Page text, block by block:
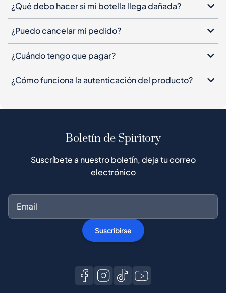
¿Qué debo hacer si mi botella llega dañada?
¿Puedo cancelar mi pedido?
¿Cuándo tengo que pagar?
¿Cómo funciona la autenticación del producto?
Boletín de Spiritory
Suscríbete a nuestro boletín, deja tu correo
electrónico
Suscribirse